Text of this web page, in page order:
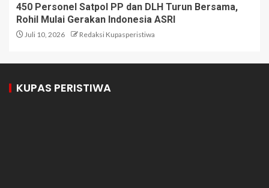
450 Personel Satpol PP dan DLH Turun Bersama,
Rohil Mulai Gerakan Indonesia ASRI
Juli 10, 2026 Redaksi Kupasperistiwa
KUPAS PERISTIWA